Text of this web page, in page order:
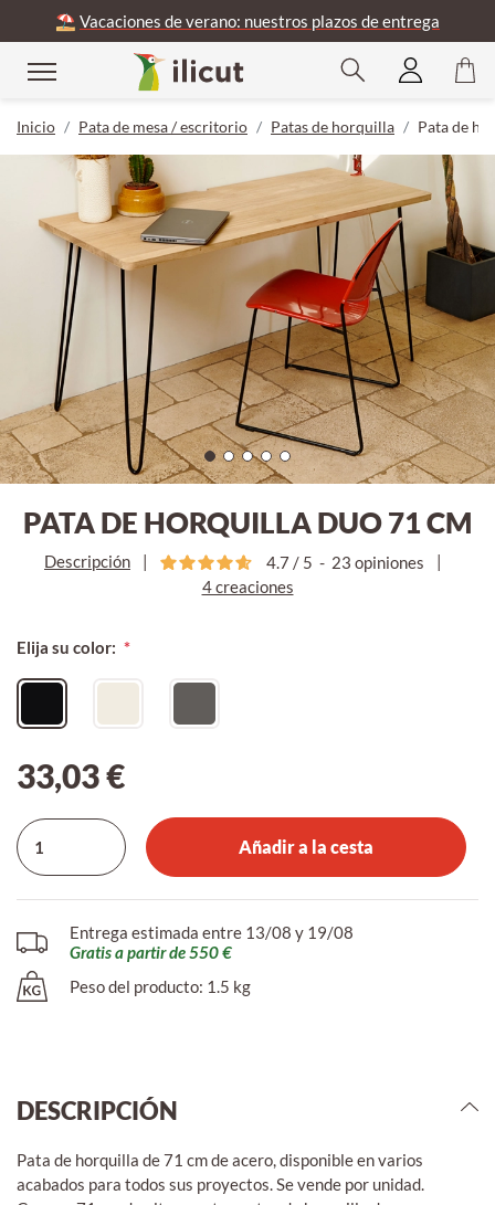
⛱️ Vacaciones de verano: nuestros plazos de entrega
Inicio Pata de mesa / escritorio Patas de horquilla Pata de
PATA DE HORQUILLA DUO 71 CM
Descripción 4.7 / 5 - 23 opiniones
4 creaciones
Elija su color:
33,03 €
Añadir a la cesta
Entrega estimada entre 13/08 y 19/08
Gratis a partir de 550 €
Peso del producto: 1.5 kg
DESCRIPCIÓN
Pata de horquilla de 71 cm de acero, disponible en varios
acabados para todos sus proyectos. Se vende por unidad.